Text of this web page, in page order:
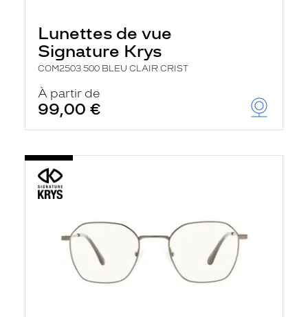
Lunettes de vue
Signature Krys
COM2503 500 BLEU CLAIR CRIST
À partir de
99,00 €